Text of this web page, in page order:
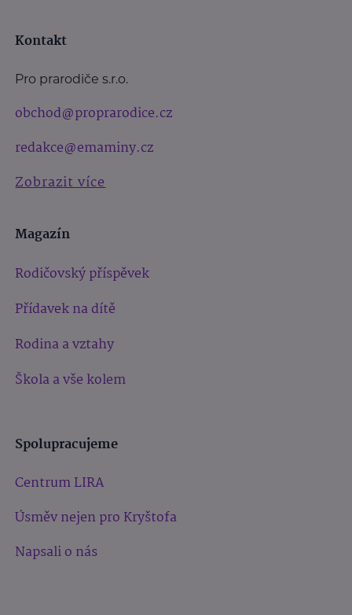
Kontakt
Pro prarodiče s.r.o.
obchod@proprarodice.cz
redakce@emaminy.cz
Zobrazit více
Magazín
Rodičovský příspěvek
Přídavek na dítě
Rodina a vztahy
Škola a vše kolem
Spolupracujeme
Centrum LIRA
Úsměv nejen pro Kryštofa
Napsali o nás